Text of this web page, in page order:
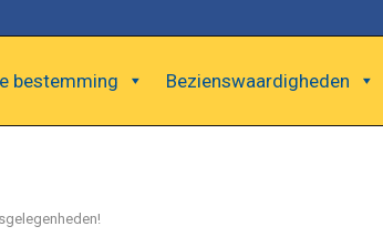
bestemming Bezienswaardigheden